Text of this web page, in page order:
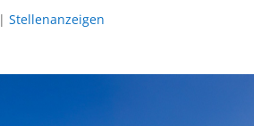
|Stellenanzeigen